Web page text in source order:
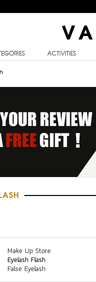
ACTIVITIES
Make Up Store
Eyelash Flash
False Eyelash